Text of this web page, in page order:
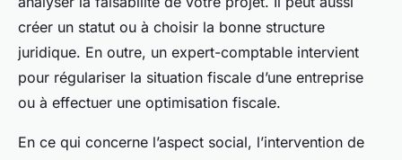
créer un statut ou à choisir la bonne structure
juridique. En outre, un expert-comptable intervient
pour régulariser la situation fiscale d’une entreprise
ou à effectuer une optimisation fiscale.
En ce qui concerne l’aspect social, l’intervention de